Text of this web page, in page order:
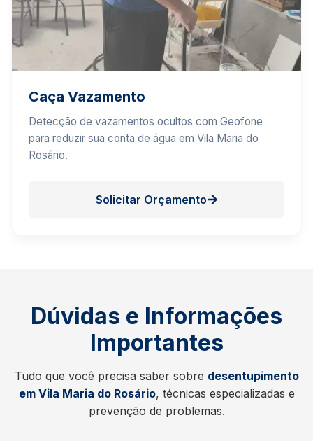
Caça Vazamento
Detecção de vazamentos ocultos com Geofone
para reduzir sua conta de água em Vila Maria do
Rosário.
Solicitar Orçamento
Dúvidas e Informações
Importantes
Tudo que você precisa saber sobre desentupimento
em Vila Maria do Rosário, técnicas especializadas e
prevenção de problemas.